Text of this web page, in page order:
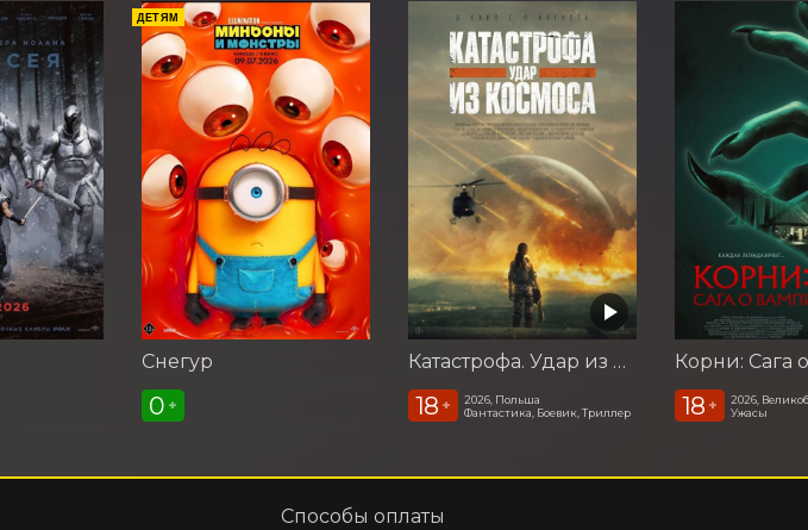
ДЕТЯМ
Снегур
0 +
Катастрофа. Удар из космоса
18 +
2026, Польша
Фантастика, Боевик, Триллер
18 +
2026,
Ужасы
Способы оплаты